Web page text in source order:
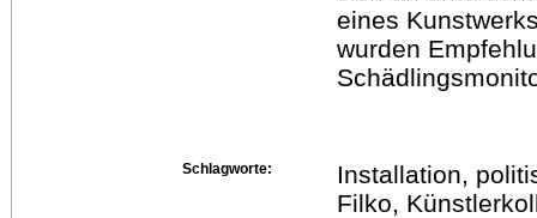
eines
wurden
Schlagworte:
Installation,
Filko,